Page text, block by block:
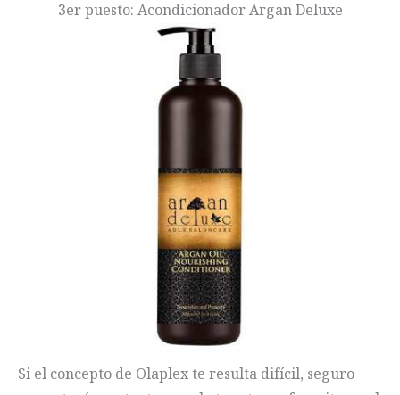
3er puesto: Acondicionador Argan Deluxe
Si el concepto de Olaplex te resulta difícil, seguro